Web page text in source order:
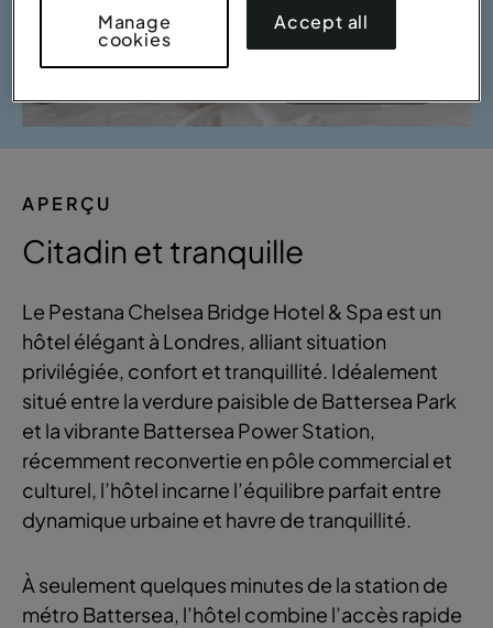
APERÇU
Citadin et tranquille
Le Pestana Chelsea Bridge Hotel & Spa est un
hôtel élégant à Londres, alliant situation
privilégiée, confort et tranquillité. Idéalement
situé entre la verdure paisible de Battersea Park
et la vibrante Battersea Power Station,
récemment reconvertie en pôle commercial et
culturel, l’hôtel incarne l’équilibre parfait entre
dynamique urbaine et havre de tranquillité.
À seulement quelques minutes de la station de
métro Battersea, l’hôtel combine l’accès rapide
Manage
cookies
Accept all